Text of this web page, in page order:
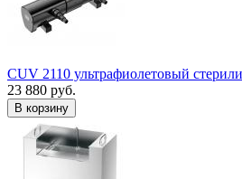
CUV 2110 ультрафиолетовый
23 880 руб.
В корзину